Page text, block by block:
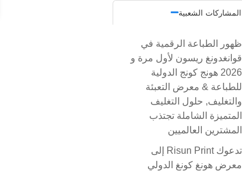
المشاركات الشعبية
ظهور الطباعة الرقمية في
قوانغدونغ ريسون لأول مرة و
2026 هونج كونج الدولية
للطباعة & معرض التعبئة
والتغليف, حلول التغليف
المتميزة الشاملة تجتذب
المشترين العالميين
تدعوك Risun Print إلى
معرض هونغ كونغ الدولي